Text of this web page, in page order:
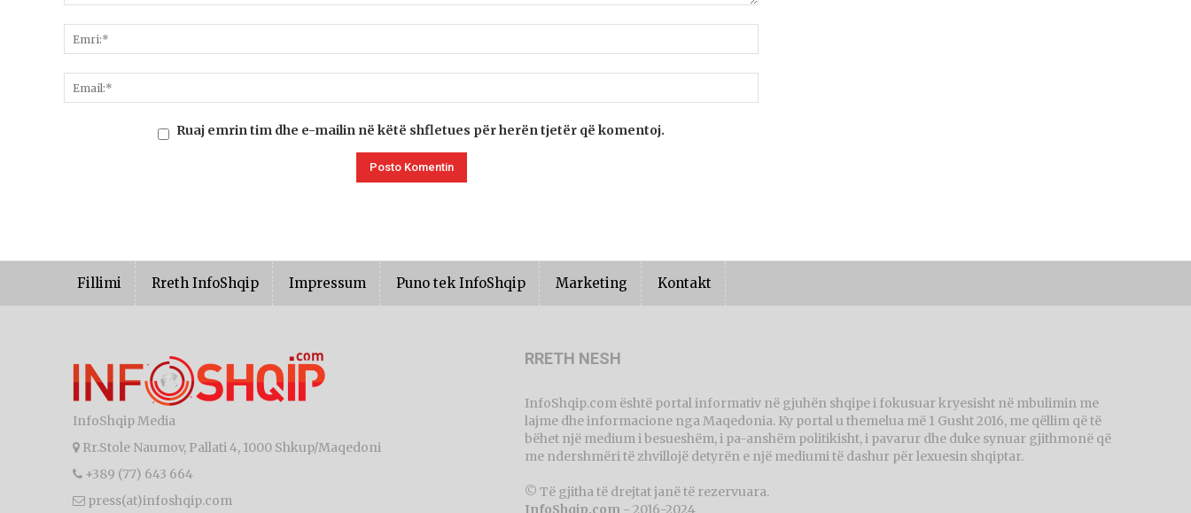
Ruaj emrin tim dhe e-mailin në këtë shfletues për herën tjetër që komentoj.
Fillimi Rreth InfoShqip Impressum Puno tek InfoShqip Marketing Kontakt
InfoShqip Media
Rr.Stole Naumov, Pallati 4, 1000 Shkup/Maqedoni
+389 (77) 643 664
press(at)infoshqip.com
RRETH NESH
InfoShqip.com është portal informativ në gjuhën shqipe i fokusuar kryesisht në mbulimin me
lajme dhe informacione nga Maqedonia. Ky portal u themelua më 1 Gusht 2016, me qëllim që të
bëhet një medium i besueshëm, i pa-anshëm politikisht, i pavarur dhe duke synuar gjithmonë që
me ndershmëri të zhvillojë detyrën e një mediumi të dashur për lexuesin shqiptar.
© Të gjitha të drejtat janë të rezervuara.
InfoShqip.com - 2016-2024